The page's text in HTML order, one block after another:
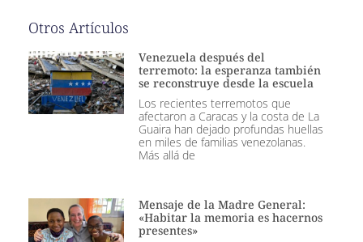
Otros Artículos
Venezuela después del
terremoto: la esperanza también
se reconstruye desde la escuela
Los recientes terremotos que
afectaron a Caracas y la costa de La
Guaira han dejado profundas huellas
en miles de familias venezolanas.
Más allá de
Mensaje de la Madre General:
«Habitar la memoria es hacernos
presentes»